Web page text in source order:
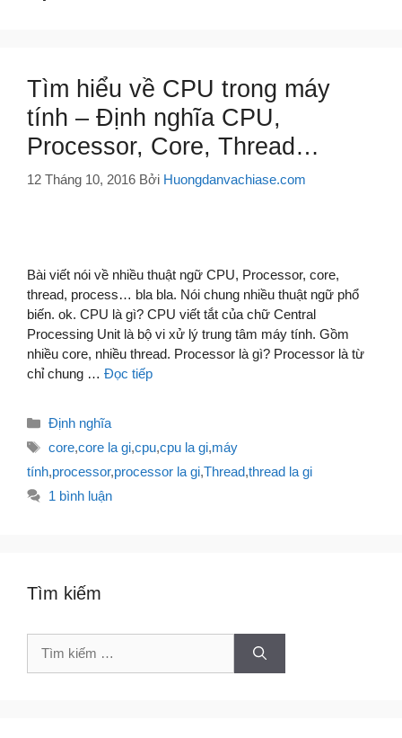
Tìm hiểu về CPU trong máy
tính – Định nghĩa CPU,
Processor, Core, Thread…
12 Tháng 10, 2016 Bởi Huongdanvachiase.com
Bài viết nói về nhiều thuật ngữ CPU, Processor, core,
thread, process… bla bla. Nói chung nhiều thuật ngữ phổ
biến. ok. CPU là gì? CPU viết tắt của chữ Central
Processing Unit là bộ vi xử lý trung tâm máy tính. Gồm
nhiều core, nhiều thread. Processor là gì? Processor là từ
chỉ chung … Đọc tiếp
Danh
Định nghĩa
Thẻ
core,core la gi,cpu,cpu la gi,máy
tính,processor,processor la gi,Thread,thread la gi
1 bình luận
Tìm kiếm
Tìm